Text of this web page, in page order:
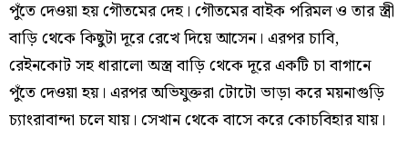
পুঁতে দেওয়া হয় গৌতমের দেহ। গৌতমের বাইক পরিমল ও তার স্ত্রী
বাড়ি থেকে কিছুটা দূরে রেখে দিয়ে আসেন। এরপর চাবি,
রেইনকোট সহ ধারালো অস্ত্র বাড়ি থেকে দূরে একটি চা বাগানে
পুঁতে দেওয়া হয়। এরপর অভিযুক্তরা টোটো ভাড়া করে ময়নাগুড়ি
চ্যাংরাবান্দা চলে যায়। সেখান থেকে বাসে করে কোচবিহার যায়।